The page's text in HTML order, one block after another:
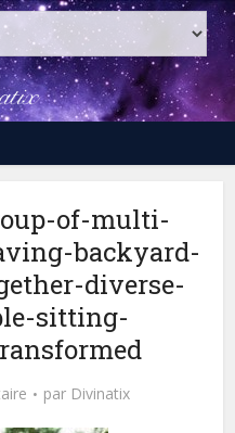
of-multi-
backyard-
diverse-
sitting-
par Divinatix